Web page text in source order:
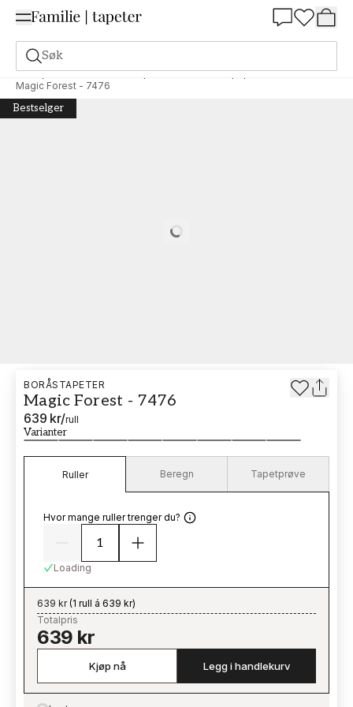
Søk
Tapeter Merke Boråstapeter Newbie Wallpaper
Magic Forest - 7476
Bestselger
Loading…
BORÅSTAPETER
Magic Forest - 7476
639 kr/rull
Varianter
Ruller Beregn Tapetprøve
Hvor mange ruller trenger du?
Loading
639 kr(1 rull á 639 kr)
Totalpris
639 kr
Kjøp nå Legg i handlekurv